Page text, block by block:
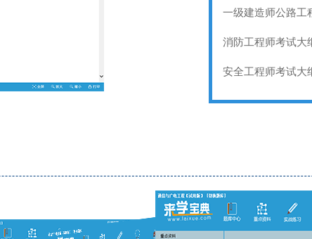
一级建造师公路工
消防工程师考试大
安全工程师考试大